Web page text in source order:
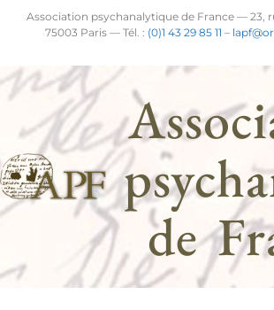
Association psychanalytique de France — 23,
75003 Paris — Tél. : (0)1 43 29 85 11 –
de